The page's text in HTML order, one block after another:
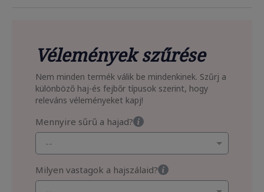
Vélemények szűrése
Nem minden termék válik be mindenkinek. Szűrj a
különböző haj-és fejbőr típusok szerint, hogy
releváns véleményeket kapj!
Mennyire sűrű a hajad?
Milyen vastagok a hajszálaid?